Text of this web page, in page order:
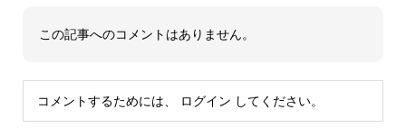
この記事へのコメントはありません。
コメントするためには、 ログイン してください。